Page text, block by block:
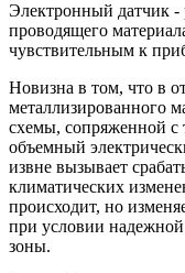
Электронный датчик -
проводящего
чувствительным к
Новизна в том, что в
металлизированного
схемы, сопряженной с
объемный
извне вызывает
климатических
происходит, но
при условии надежной
зоны.